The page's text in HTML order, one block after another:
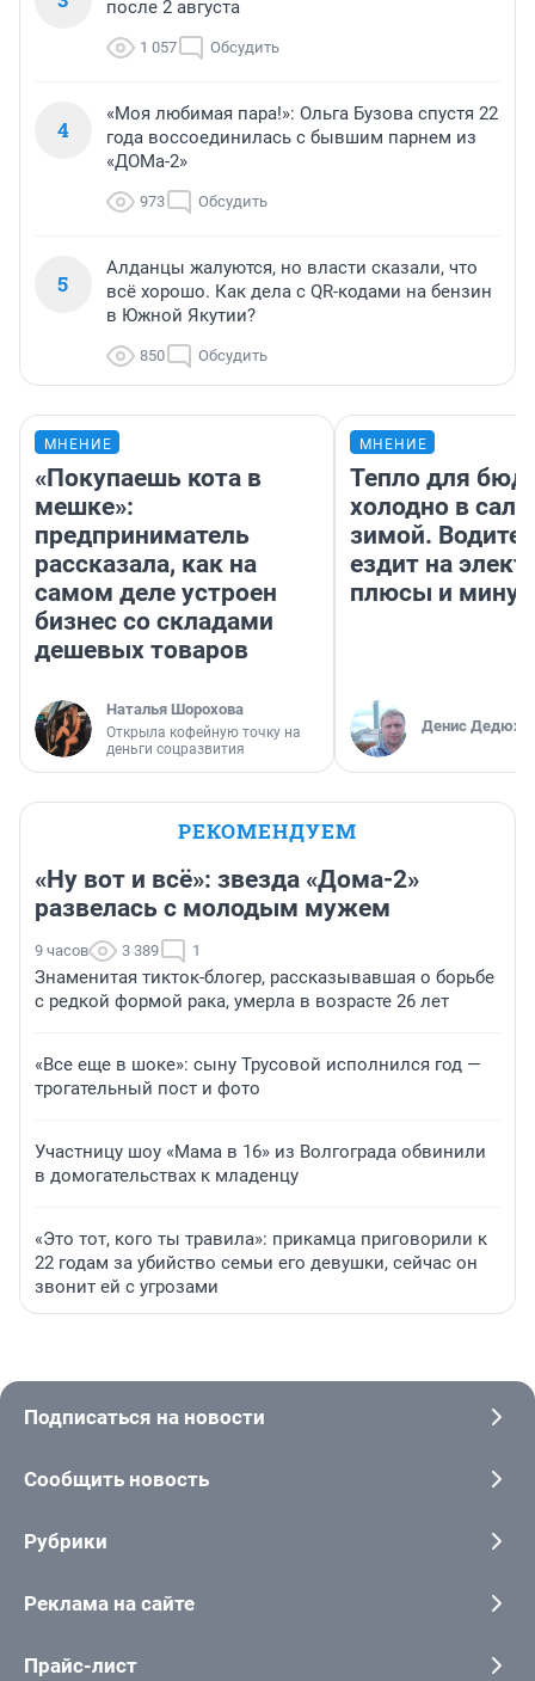
после 2 августа
1 057 Обсудить
4
«Моя любимая пара!»: Ольга Бузова спустя 22
года воссоединилась с бывшим парнем из
«ДОМа-2»
973 Обсудить
5
Алданцы жалуются, но власти сказали, что
всё хорошо. Как дела с QR-кодами на бензин
в Южной Якутии?
850 Обсудить
МНЕНИЕ
«Покупаешь кота в
мешке»:
предприниматель
рассказала, как на
самом деле устроен
бизнес со складами
дешевых товаров
Наталья Шорохова
Открыла кофейную точку на
деньги соцразвития
МНЕНИЕ
Тепло для
холодно в
зимой.
ездит на
плюсы и
Денис
РЕКОМЕНДУЕМ
«Ну вот и всё»: звезда «Дома-2»
развелась с молодым мужем
9 часов 3 389 1
Знаменитая тикток-блогер, рассказывавшая о борьбе
с редкой формой рака, умерла в возрасте 26 лет
«Все еще в шоке»: сыну Трусовой исполнился год —
трогательный пост и фото
Участницу шоу «Мама в 16» из Волгограда обвинили
в домогательствах к младенцу
«Это тот, кого ты травила»: прикамца приговорили к
22 годам за убийство семьи его девушки, сейчас он
звонит ей с угрозами
Подписаться на новости
Сообщить новость
Рубрики
Реклама на сайте
Прайс-лист